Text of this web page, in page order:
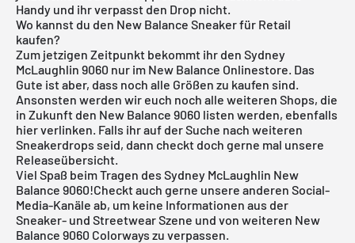
Handy und ihr verpasst den Drop nicht.
Wo kannst du den New Balance Sneaker für Retail
kaufen?
Zum jetzigen Zeitpunkt bekommt ihr den Sydney
McLaughlin 9060 nur im New Balance Onlinestore. Das
Gute ist aber, dass noch alle Größen zu kaufen sind.
Ansonsten werden wir euch noch alle weiteren Shops, die
in Zukunft den New Balance 9060 listen werden, ebenfalls
hier verlinken. Falls ihr auf der Suche nach weiteren
Sneakerdrops seid, dann checkt doch gerne mal unsere
Releaseübersicht.
Viel Spaß beim Tragen des Sydney McLaughlin New
Balance 9060!Checkt auch gerne unsere anderen Social-
Media-Kanäle ab, um keine Informationen aus der
Sneaker- und Streetwear Szene und von weiteren New
Balance 9060 Colorways zu verpassen.